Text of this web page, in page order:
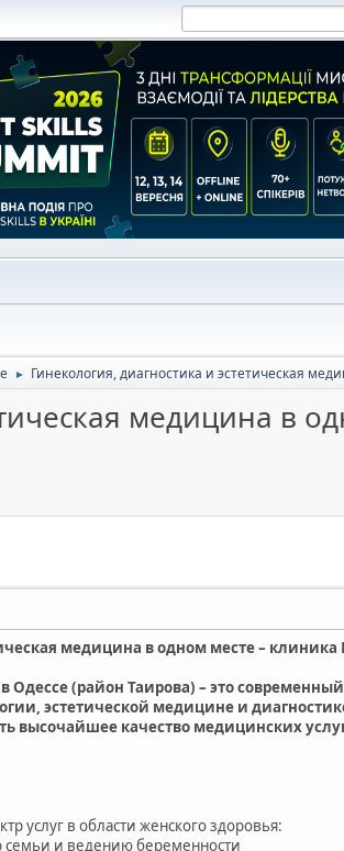
► Гинекология, диагностика и эстетическая
медицина в
медицина в одном месте – клиника
Одессе (район Таирова) – это
эстетической медицине и
высочайшее качество медицинских
услуг в области женского здоровья:
семьи и ведению беременности